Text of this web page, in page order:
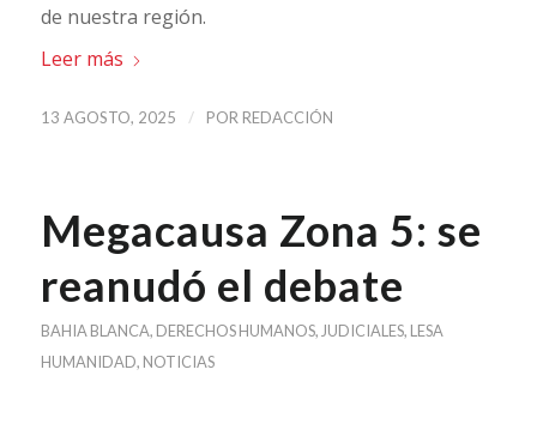
de nuestra región.
Leer más
13 AGOSTO, 2025 / POR REDACCIÓN
Megacausa Zona 5: se
reanudó el debate
BAHIA BLANCA, DERECHOS HUMANOS,JUDICIALES, LESA
HUMANIDAD, NOTICIAS